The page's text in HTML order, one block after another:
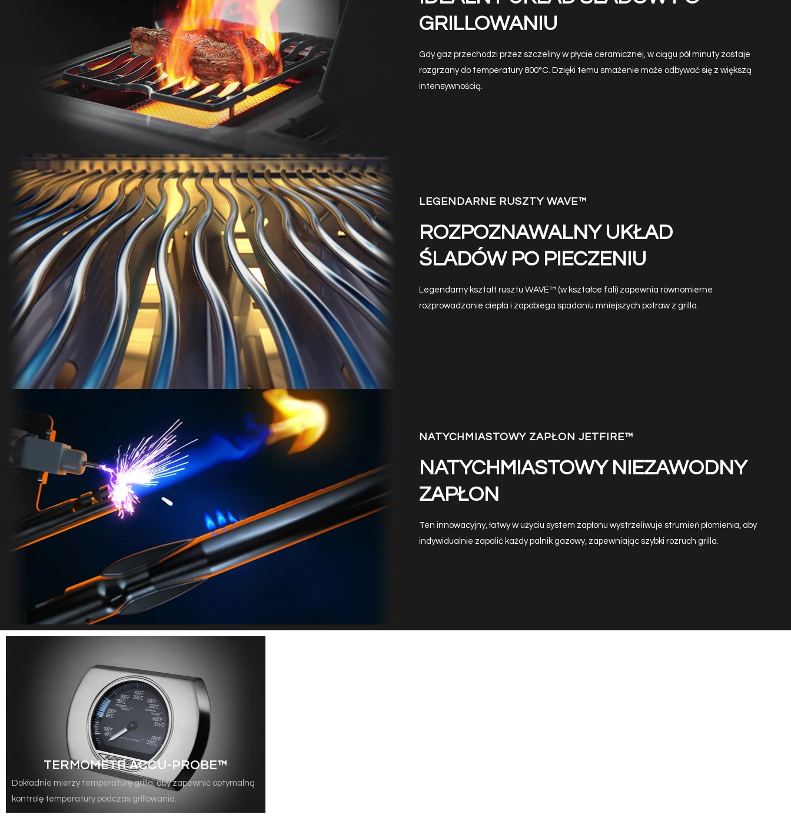
GRILLOWANIU
Gdy gaz przechodzi przez szczeliny w płycie ceramicznej, w ciągu pół minuty zostaje
rozgrzany do temperatury 800°C. Dzięki temu smażenie może odbywać się z większą
intensywnością.
LEGENDARNE RUSZTY WAVE™
ROZPOZNAWALNY UKŁAD
ŚLADÓW PO PIECZENIU
Legendarny kształt rusztu WAVE™ (w kształce fali) zapewnia równomierne
rozprowadzanie ciepła i zapobiega spadaniu mniejszych potraw z grilla.
NATYCHMIASTOWY ZAPŁON JETFIRE™
NATYCHMIASTOWY NIEZAWODNY
ZAPŁON
Ten innowacyjny, łatwy w użyciu system zapłonu wystrzeliwuje strumień płomienia, aby
indywidualnie zapalić każdy palnik gazowy, zapewniając szybki rozruch grilla.
Dokładnie mierzy temperaturę grilla, aby zapewnić optymalną
kontrolę temperatury podczas grillowania.
TERMOMETR ACCU-PROBE™